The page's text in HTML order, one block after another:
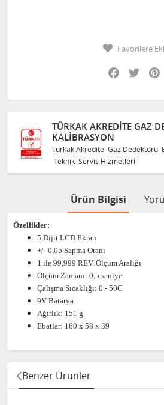
Favorilere
Facebook
Twitter
TÜRKAK AKREDITE GAZ
KALIBRASYON
Türkak Akredite Gaz Dedektörü
Teknik Servis Hizmetleri
Ürün Bilgisi
Özellikler:
5 Dijit LCD Ekran
+/- 0,05 Sapma Oranı
1 ile 99,999 REV. Ölçüm Aralığı
Ölçüm Zamanı: 0,5 saniye
Çalışma Sıcaklığı: 0 - 50C
9V Batarya
Ağırlık: 151 g
Ebatlar: 160 x 58 x 39
Benzer Ürünler